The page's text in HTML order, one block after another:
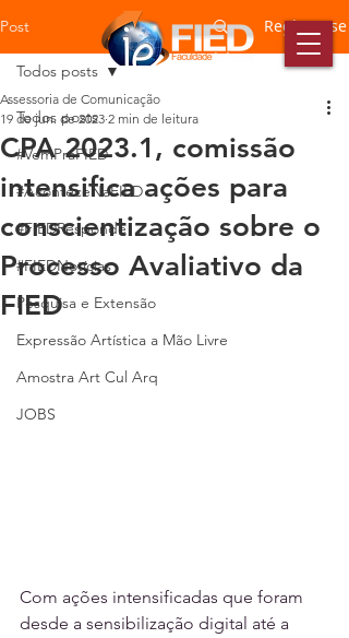
Post Registre-se
Todos posts
#VemPraFIED
#AconteceNaFIED
#FIEDResponde
#FIEDNotícias
Pesquisa e Extensão
Expressão Artística a Mão Livre
Amostra Art Cul Arq
JOBS
Todos posts
CPA 2023.1, comissão
intensifica ações para
conscientização sobre o
Processo Avaliativo da
FIED
Assessoria de Comunicação
19 de jun. de 2023 2 min de leitura
Com ações intensificadas que foram
desde a sensibilização digital até a